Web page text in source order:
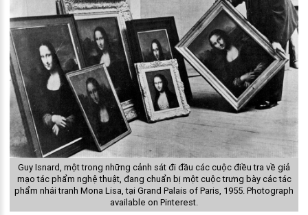
Guy Isnard, một trong những cảnh sát đi đầu các cuộc điều tra về giả
mạo tác phẩm nghệ thuật, đang chuẩn bị một cuộc trưng bày các tác
phẩm nhái tranh Mona Lisa, tại Grand Palais of Paris, 1955. Photograph
available on Pinterest.